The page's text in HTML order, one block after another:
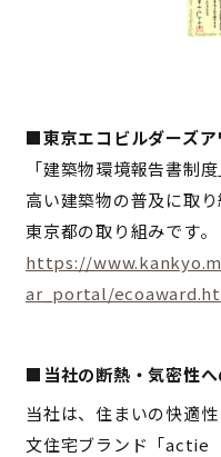
■東京エコビルダーズア
「建築物環境報告書制
高い建築物の普及に取
東京都の取り組みです。
https://
ar_portal/
■当社の断熱・気密性へ
当社は、住まいの快適
文住宅ブランド「actie